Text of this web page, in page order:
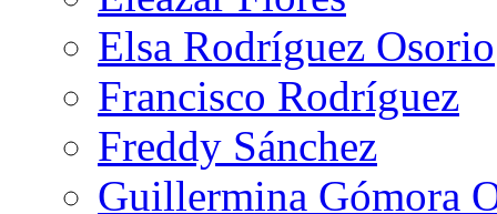
Elsa Rodríguez Osorio
Francisco Rodríguez
Freddy Sánchez
Guillermina Gómora